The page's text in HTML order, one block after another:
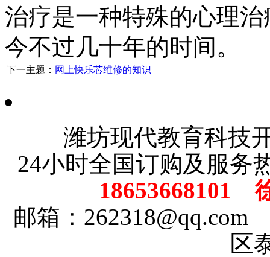
治疗是一种特殊的心理
今不过几十年的时间。
下一主题： 网上快乐芯维修的知识
潍坊现代教育科
24小时全国订购及服务
18653668101
邮箱：
区